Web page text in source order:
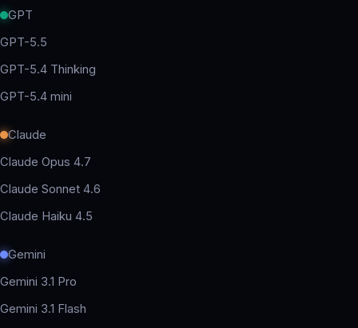
GPT
GPT-5.5
GPT-5.4 Thinking
GPT-5.4 mini
Claude
Claude Opus 4.7
Claude Sonnet 4.6
Claude Haiku 4.5
Gemini
Gemini 3.1 Pro
Gemini 3.1 Flash